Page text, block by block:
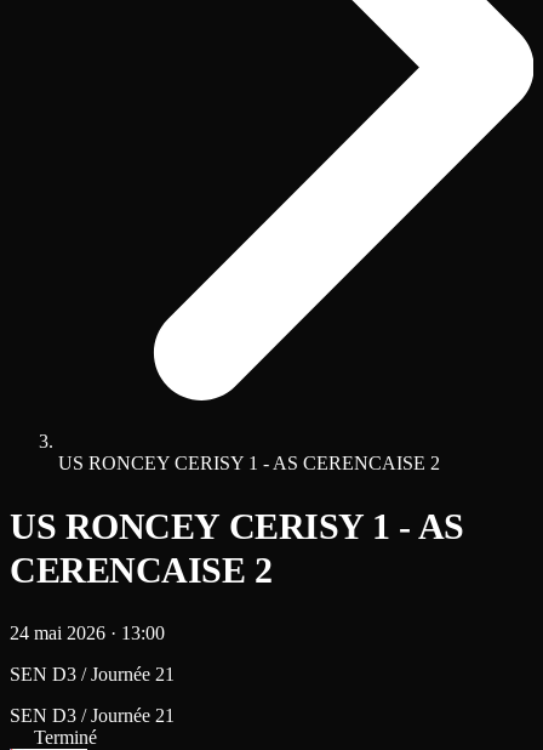
US RONCEY CERISY 1 - AS CERENCAISE 2
US RONCEY CERISY 1 - AS
CERENCAISE 2
24 mai 2026 · 13:00
SEN D3 / Journée 21
SEN D3 / Journée 21
Terminé